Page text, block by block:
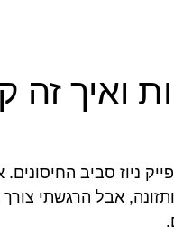
ואיך זה
ניוז סביב החיסונים.
אבל הרגשתי